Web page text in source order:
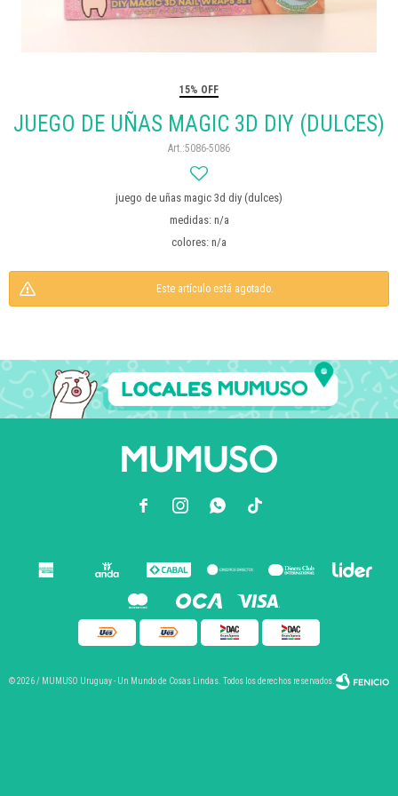
15% OFF
JUEGO DE UÑAS MAGIC 3D DIY (DULCES)
5086-5086
juego de uñas magic 3d diy (dulces)
medidas: n/a
colores: n/a
Este artículo está agotado.
  
© 2026 / MUMUSO Uruguay - Un Mundo de Cosas Lindas. Todos los derechos reservados.